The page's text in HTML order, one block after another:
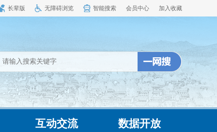
长辈版 无障碍浏览 智能搜索 会员中心 加入收藏
互动交流 数据开放